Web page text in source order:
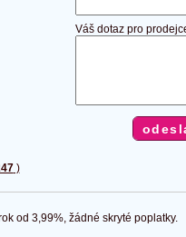
)
Váš dotaz pro
od 3,99%, žádné skryté poplatky.